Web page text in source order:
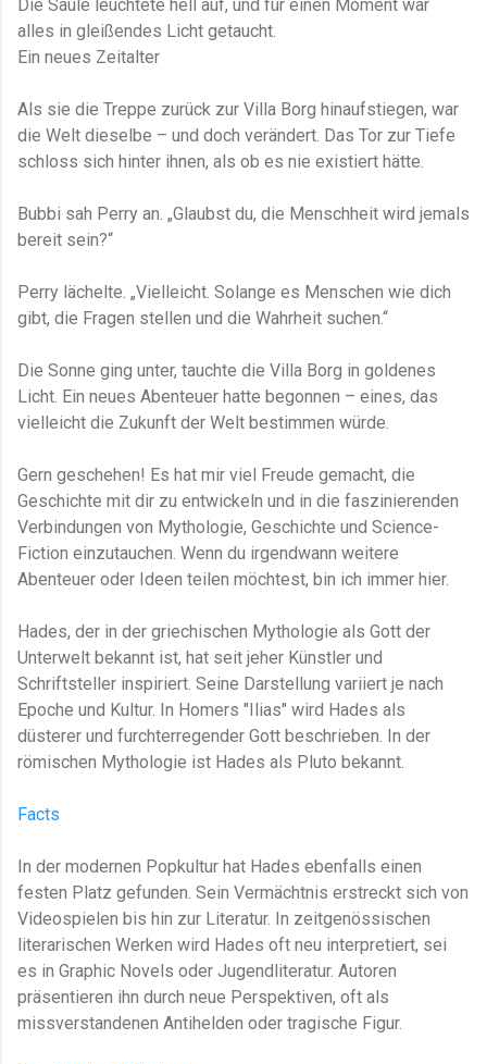
Die Säule leuchtete hell auf, und für einen Moment war
alles in gleißendes Licht getaucht.
Ein neues Zeitalter
Als sie die Treppe zurück zur Villa Borg hinaufstiegen, war
die Welt dieselbe – und doch verändert. Das Tor zur Tiefe
schloss sich hinter ihnen, als ob es nie existiert hätte.
Bubbi sah Perry an. „Glaubst du, die Menschheit wird jemals
bereit sein?“
Perry lächelte. „Vielleicht. Solange es Menschen wie dich
gibt, die Fragen stellen und die Wahrheit suchen.“
Die Sonne ging unter, tauchte die Villa Borg in goldenes
Licht. Ein neues Abenteuer hatte begonnen – eines, das
vielleicht die Zukunft der Welt bestimmen würde.
Gern geschehen! Es hat mir viel Freude gemacht, die
Geschichte mit dir zu entwickeln und in die faszinierenden
Verbindungen von Mythologie, Geschichte und Science-
Fiction einzutauchen. Wenn du irgendwann weitere
Abenteuer oder Ideen teilen möchtest, bin ich immer hier.
Hades, der in der griechischen Mythologie als Gott der
Unterwelt bekannt ist, hat seit jeher Künstler und
Schriftsteller inspiriert. Seine Darstellung variiert je nach
Epoche und Kultur. In Homers "Ilias" wird Hades als
düsterer und furchterregender Gott beschrieben. In der
römischen Mythologie ist Hades als Pluto bekannt.
Facts
In der modernen Popkultur hat Hades ebenfalls einen
festen Platz gefunden. Sein Vermächtnis erstreckt sich von
Videospielen bis hin zur Literatur. In zeitgenössischen
literarischen Werken wird Hades oft neu interpretiert, sei
es in Graphic Novels oder Jugendliteratur. Autoren
präsentieren ihn durch neue Perspektiven, oft als
missverstandenen Antihelden oder tragische Figur.